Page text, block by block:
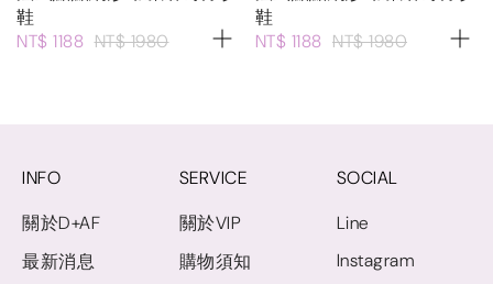
鞋
NT$ 1188 NT$ 1980
鞋
NT$ 1188 NT$ 1980
INFO
關於D+AF
最新消息
SERVICE
關於VIP
購物須知
SOCIAL
Line
Instagram